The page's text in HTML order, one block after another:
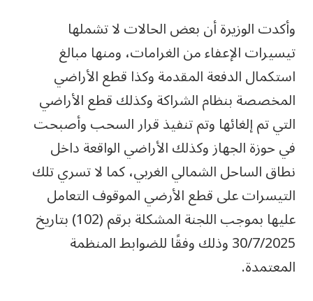
وأكدت الوزيرة أن بعض الحالات لا تشملها
تيسيرات الإعفاء من الغرامات، ومنها مبالغ
استكمال الدفعة المقدمة وكذا قطع الأراضي
المخصصة بنظام الشراكة وكذلك قطع الأراضي
التي تم إلغائها وتم تنفيذ قرار السحب وأصبحت
في حوزة الجهاز وكذلك الأراضي الواقعة داخل
نطاق الساحل الشمالي الغربي، كما لا تسري تلك
التيسرات على قطع الأرضي الموقوف التعامل
عليها بموجب اللجنة المشكلة برقم (102) بتاريخ
30/7/2025 وذلك وفقًا للضوابط المنظمة
المعتمدة.